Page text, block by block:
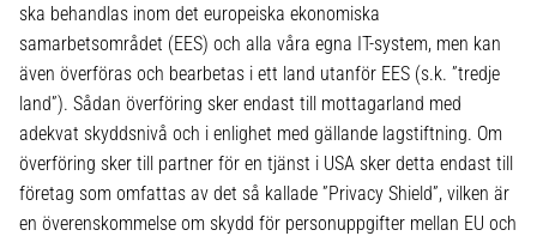
ska behandlas inom det europeiska ekonomiska
samarbetsområdet (EES) och alla våra egna IT-system, men kan
även överföras och bearbetas i ett land utanför EES (s.k. ”tredje
land”). Sådan överföring sker endast till mottagarland med
adekvat skyddsnivå och i enlighet med gällande lagstiftning. Om
överföring sker till partner för en tjänst i USA sker detta endast till
företag som omfattas av det så kallade ”Privacy Shield”, vilken är
en överenskommelse om skydd för personuppgifter mellan EU och